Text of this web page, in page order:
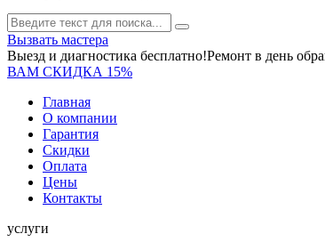
Вызвать мастера
Выезд и диагностика бесплатно!Ремонт в день
ВАМ СКИДКА 15%
Главная
О компании
Гарантия
Скидки
Оплата
Цены
Контакты
услуги